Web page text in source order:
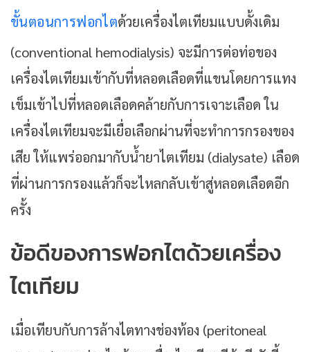
ขั้นตอนการฟอกไตด้วยเครื่องไตเทียมแบบดั้งเดิม
(conventional hemodialysis) จะมีการต่อท่อของ
เครื่องไตเทียมเข้ากับที่หลอดเลือดที่แขนโดยการแทง
เข็มเข้าไปที่หลอดเลือดคล้ายกับการเจาะเลือด ใน
เครื่องไตเทียมจะมีเยื่อเลือกผ่านที่จะทำการกรองของ
เสีย ให้แพร่ออกมากับน้ำยาไตเทียม (dialysate) เลือด
ที่ผ่านการกรองแล้วก็จะไหลกลับเข้าสู่หลอดเลือดอีก
ครั้ง
ข้อดีของการฟอกไตด้วยเครื่อง
ไตเทียม
เมื่อเทียบกับการล้างไตทางช่องท้อง (peritoneal